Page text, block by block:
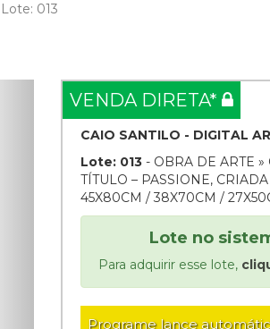
Lote: 013
VENDA DIRETA*
CAIO SANTILO - DIGITAL
Lote: 013 - OBRA DE ARTE »
TÍTULO – PASSIONE,
45X80CM / 38X70CM /
Lote no
Para adquirir esse lote,
Programe lance